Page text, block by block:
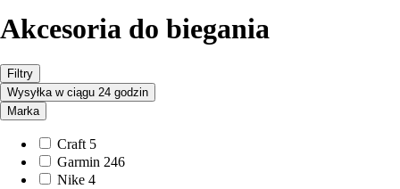
Akcesoria do biegania
Filtry
Wysyłka w ciągu 24 godzin
Marka
Craft 5
Garmin 246
Nike 4